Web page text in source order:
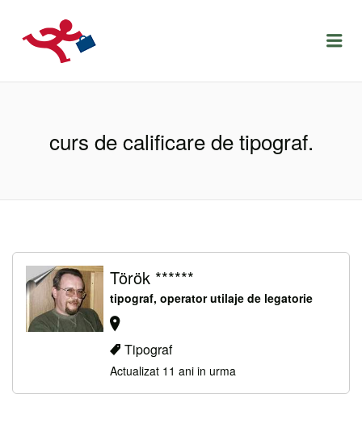
LOCURIDEMUNCACLUJ.NET
curs de calificare de tipograf.
Török ******
tipograf, operator utilaje de legatorie
Tipograf
Actualizat 11 ani in urma